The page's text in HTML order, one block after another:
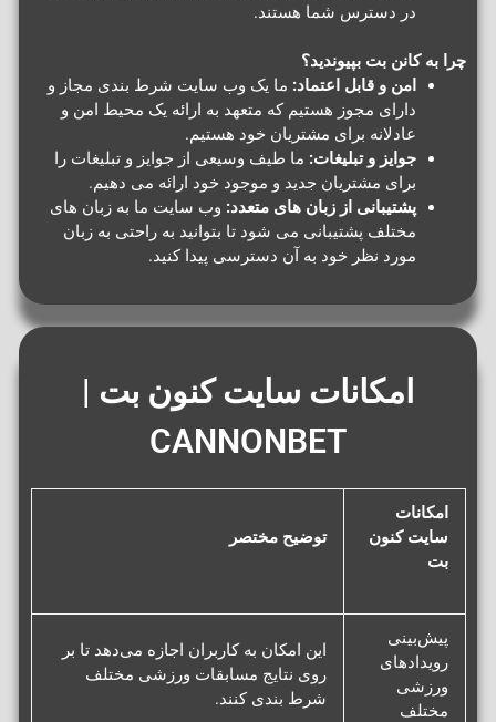
در دسترس شما هستند.
چرا به کانن بت بپیوندید؟
امن و قابل اعتماد: ما یک وب سایت شرط بندی مجاز و
دارای مجوز هستیم که متعهد به ارائه یک محیط امن و
عادلانه برای مشتریان خود هستیم.
جوایز و تبلیغات: ما طیف وسیعی از جوایز و تبلیغات را
برای مشتریان جدید و موجود خود ارائه می دهیم.
پشتیبانی از زبان های متعدد: وب سایت ما به زبان های
مختلف پشتیبانی می شود تا بتوانید به راحتی به زبان
مورد نظر خود به آن دسترسی پیدا کنید.
امکانات سایت کنون بت |
CANNONBET​
امکانات
سایت کنون
بت
توضیح مختصر
پیش‌بینی
رویدادهای
ورزشی
مختلف
این امکان به کاربران اجازه می‌دهد تا بر
روی نتایج مسابقات ورزشی مختلف
شرط بندی کنند.